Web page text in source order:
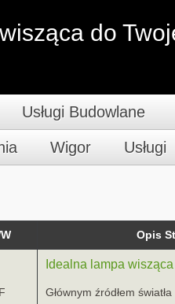
do
Usługi Budowlane
Wigor Usługi
Opis
Idealna lampa
Głównym źródłem